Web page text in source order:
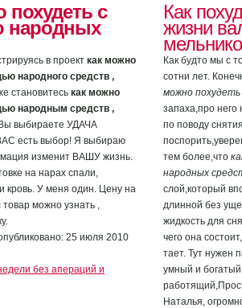
похудеть с
в проект как можно
народного средств ,
становитесь как можно
народным средств ,
выбираете УДАЧА
есть выбор! Я выбираю
изменит ВАШУ жизнь.
на нарах спали,
кровь. У меня один. Цену на
можно узнать ,
25 июля 2010
без апераций и
Как
жизни
Как будто мы с
сотни лет.
можно
запаха,про него
по поводу
тем более,что
народных
слой,который
длинной без
жидкость для
чего она
тает. Тут нужен
умный и
Наталья,